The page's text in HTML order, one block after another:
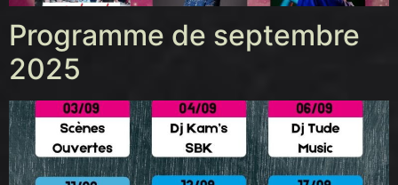
Programme de septembre
2025